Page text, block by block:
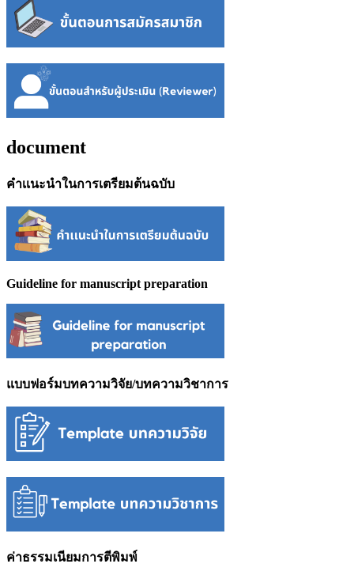
document
คำเเนะนำในการเตรียมต้นฉบับ
Guideline for manuscript preparation
แบบฟอร์มบทความวิจัย/บทความวิชาการ
ค่าธรรมเนียมการตีพิมพ์